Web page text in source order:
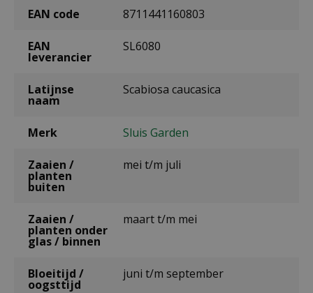
EAN code 8711441160803
EAN
leverancier
SL6080
Latijnse
naam
Scabiosa caucasica
Merk Sluis Garden
Zaaien /
planten
buiten
mei t/m juli
Zaaien /
planten onder
glas / binnen
maart t/m mei
Bloeitijd /
oogsttijd
juni t/m september